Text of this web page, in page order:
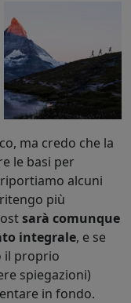
ma credo che la
le basi per
alcuni
più
sarà comunque
integrale, e se
il proprio
spiegazioni)
in fondo.